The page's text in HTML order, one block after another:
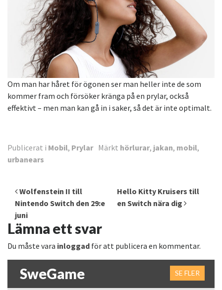
Om man har håret för ögonen ser man heller inte de som
kommer fram och försöker kränga på en prylar, också
effektivt – men man kan gå in i saker, så det är inte optimalt.
Publicerat i Mobil, Prylar Märkt hörlurar, jakan, mobil,
urbanears
Inläggsnavigering
Wolfenstein II till
Nintendo Switch den 29:e
juni
Hello Kitty Kruisers till
en Switch nära dig
Lämna ett svar
Du måste vara inloggad för att publicera en kommentar.
SweGame SE FLER